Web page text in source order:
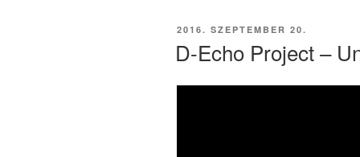
BEKÜLDVE:
2016. SZEPTEMBER 20.
D-Echo Project –